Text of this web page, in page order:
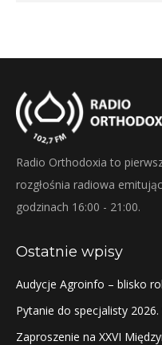
Radio Orthodoxia to
rozgłośnia radiowa
godzinach 16:00 - 21:00.
Ostatnie wpisy
Audycje Agroinfo – blisko
Pytanie do specjalisty
Zaproszenie na XXVI